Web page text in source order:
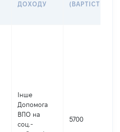
ДОХОДУ
(ВАРТІСТЬ)
Інше
Допомога
ВПО на
соц.-
5700